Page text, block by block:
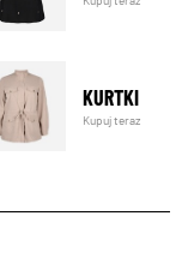
KURTKI
Kupuj teraz